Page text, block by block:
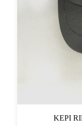
KEPI